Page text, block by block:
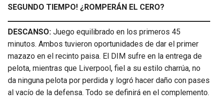
SEGUNDO TIEMPO! ¿ROMPERÁN EL CERO?
DESCANSO: Juego equilibrado en los primeros 45
minutos. Ambos tuvieron oportunidades de dar el primer
mazazo en el recinto paisa. El DIM sufre en la entrega de
pelota, mientras que Liverpool, fiel a su estilo charrúa, no
da ninguna pelota por perdida y logró hacer daño con pases
al vacío de la defensa. Todo se definirá en el complemento.